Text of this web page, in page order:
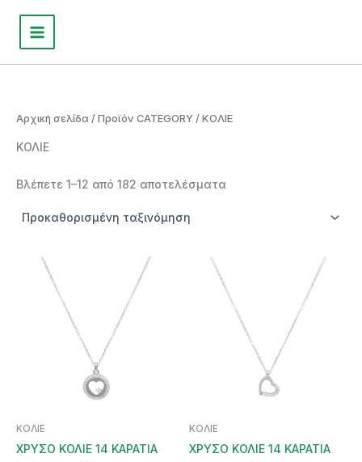
περιεχόμενο
Αρχική σελίδα / Προϊόν CATEGORY / ΚΟΛΙΕ
ΚΟΛΙΕ
Βλέπετε 1–12 από 182 αποτελέσματα
ΚΟΛΙΕ
ΧΡΥΣΟ ΚΟΛΙΕ 14 ΚΑΡΑΤΙΑ
ΚΟΛΙΕ
ΧΡΥΣΟ ΚΟΛΙΕ 14 ΚΑΡΑΤΙΑ